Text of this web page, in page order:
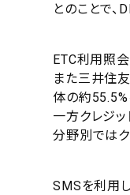
とのことで、
ETC利用照
また三井住友
体の約55.5%
一方クレジッ
分野別ではク
SMSを利用